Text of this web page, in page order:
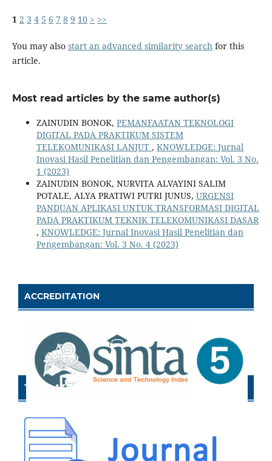
1 2 3 4 5 6 7 8 9 10 > >>
You may also start an advanced similarity search for this
article.
Most read articles by the same author(s)
ZAINUDIN BONOK, PEMANFAATAN TEKNOLOGI
DIGITAL PADA PRAKTIKUM SISTEM
TELEKOMUNIKASI LANJUT , KNOWLEDGE: Jurnal
Inovasi Hasil Penelitian dan Pengembangan: Vol. 3 No.
1 (2023)
ZAINUDIN BONOK, NURVITA ALVAYINI SALIM
POTALE, ALYA PRATIWI PUTRI JUNUS, URGENSI
PANDUAN APLIKASI UNTUK TRANSFORMASI DIGITAL
PADA PRAKTIKUM TEKNIK TELEKOMUNIKASI DASAR
, KNOWLEDGE: Jurnal Inovasi Hasil Penelitian dan
Pengembangan: Vol. 3 No. 4 (2023)
ACCREDITATION
TEMPLATE